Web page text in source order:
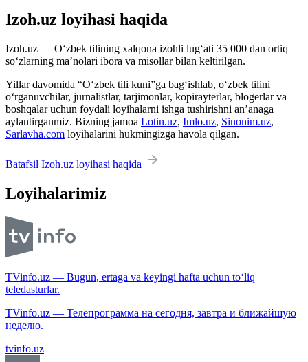
Izoh.uz loyihasi haqida
Izoh.uz — O‘zbek tilining xalqona izohli lug‘ati 35 000 dan ortiq
so‘zlarning ma’nolari ibora va misollar bilan keltirilgan.
Yillar davomida “O‘zbek tili kuni”ga bag‘ishlab, o‘zbek tilini
o‘rganuvchilar, jurnalistlar, tarjimonlar, kopirayterlar, blogerlar va
boshqalar uchun foydali loyihalarni ishga tushirishni an’anaga
aylantirganmiz. Bizning jamoa Lotin.uz, Imlo.uz, Sinonim.uz,
Sarlavha.com loyihalarini hukmingizga havola qilgan.
Batafsil Izoh.uz loyihasi haqida
Loyihalarimiz
TVinfo.uz — Bugun, ertaga va keyingi hafta uchun to‘liq
teledasturlar.
TVinfo.uz — Телепрограмма на сегодня, завтра и ближайшую
неделю.
tvinfo.uz